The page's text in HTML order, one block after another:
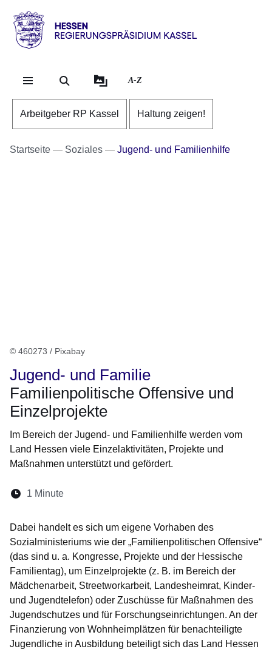
Direkt zum Kopf der
Direkt zum Inhalt
Direkt zum Fuß der
Hessen
RP
A-Z
Arbeitgeber RP Kassel Haltung zeigen!
Startseite Soziales Jugend- und Familienhilfe
© 460273 / Pixabay
Jugend- und Familie
Familienpolitische Offensive und
Einzelprojekte
Im Bereich der Jugend- und Familienhilfe werden vom
Land Hessen viele Einzelaktivitäten, Projekte und
Maßnahmen unterstützt und gefördert.
Lesedauer:
1 Minute
Dabei handelt es sich um eigene Vorhaben des
Sozialministeriums wie der „Familienpolitischen Offensive“
(das sind u. a. Kongresse, Projekte und der Hessische
Familientag), um Einzelprojekte (z. B. im Bereich der
Mädchenarbeit, Streetworkarbeit, Landesheimrat, Kinder-
und Jugendtelefon) oder Zuschüsse für Maßnahmen des
Jugendschutzes und für Forschungseinrichtungen. An der
Finanzierung von Wohnheimplätzen für benachteiligte
Jugendliche in Ausbildung beteiligt sich das Land Hessen